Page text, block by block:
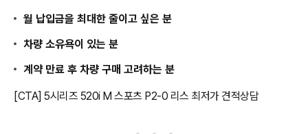
월 납입금을 최대한 줄이고 싶은 분
차량 소유욕이 있는 분
계약 만료 후 차량 구매 고려하는 분
[CTA] 5시리즈 520i M 스포츠 P2-0 리스 최저가 견적상담